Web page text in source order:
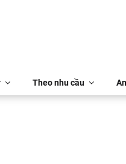
Theo nhu cầu